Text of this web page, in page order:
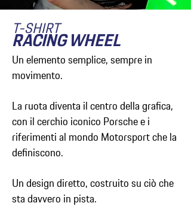
T-SHIRT
RACING WHEEL
Un elemento semplice, sempre in
movimento.
La ruota diventa il centro della grafica,
con il cerchio iconico Porsche e i
riferimenti al mondo Motorsport che la
definiscono.
Un design diretto, costruito su ciò che
sta davvero in pista.